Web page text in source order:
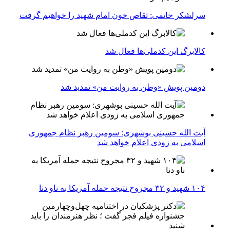
سرلشکر حاتمی: تقاص خون امام شهید را خواهیم گرفت
کالابرگ این کدملی‌ها فعال شد
دومین پویش «وطن به روایت من» تمدید شد
آیت الله حسینی بوشهری: سومین رهبر نظام جمهوری
اسلامی به زودی اعلام خواهد شد
۱۰۴ شهید و ۳۲ مجروح نتیجه حمله آمریکا به ناو دنا